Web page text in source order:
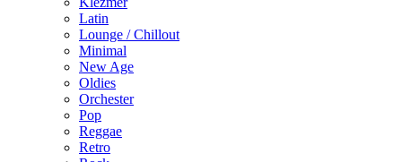
Latin
Lounge / Chillout
Minimal
New Age
Oldies
Orchester
Pop
Reggae
Retro